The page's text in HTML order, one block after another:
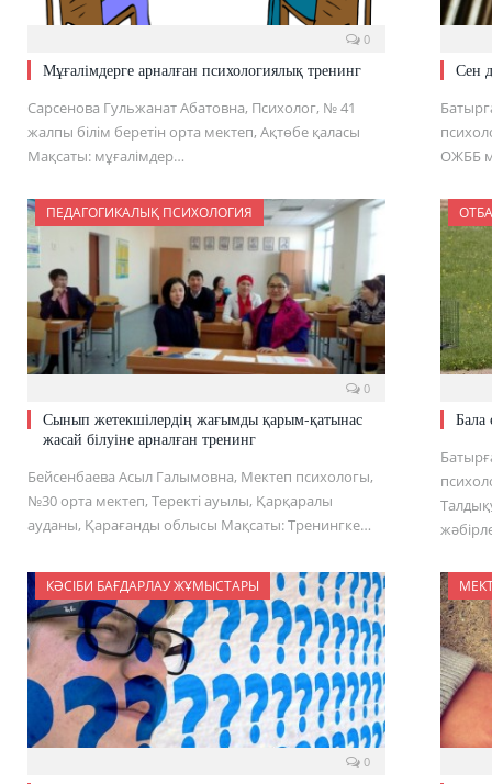
0
Мұғалімдерге арналған психологиялық тренинг
Сарсенова Гульжанат Абатовна, Психолог, № 41
жалпы білім беретін орта мектеп, Ақтөбе қаласы
Мақсаты: мұғалімдер…
Сен
ОЖББ
ПЕДАГОГИКАЛЫҚ ПСИХОЛОГИЯ
0
Сынып жетекшілердің жағымды қарым-қатынас
жасай білуіне арналған тренинг
Бейсенбаева Асыл Галымовна, Мектеп психологы,
№30 орта мектеп, Теректі ауылы, Қарқаралы
ауданы, Қарағанды облысы Мақсаты: Тренингке…
Бала
КӘСІБИ БАҒДАРЛАУ ЖҰМЫСТАРЫ
0